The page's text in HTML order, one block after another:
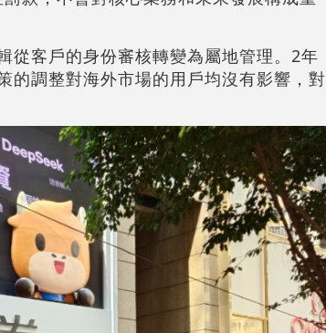
從客戶的身份審核轉變為屬地管理。2年
的調整對海外市場的用戶均沒有影響，對